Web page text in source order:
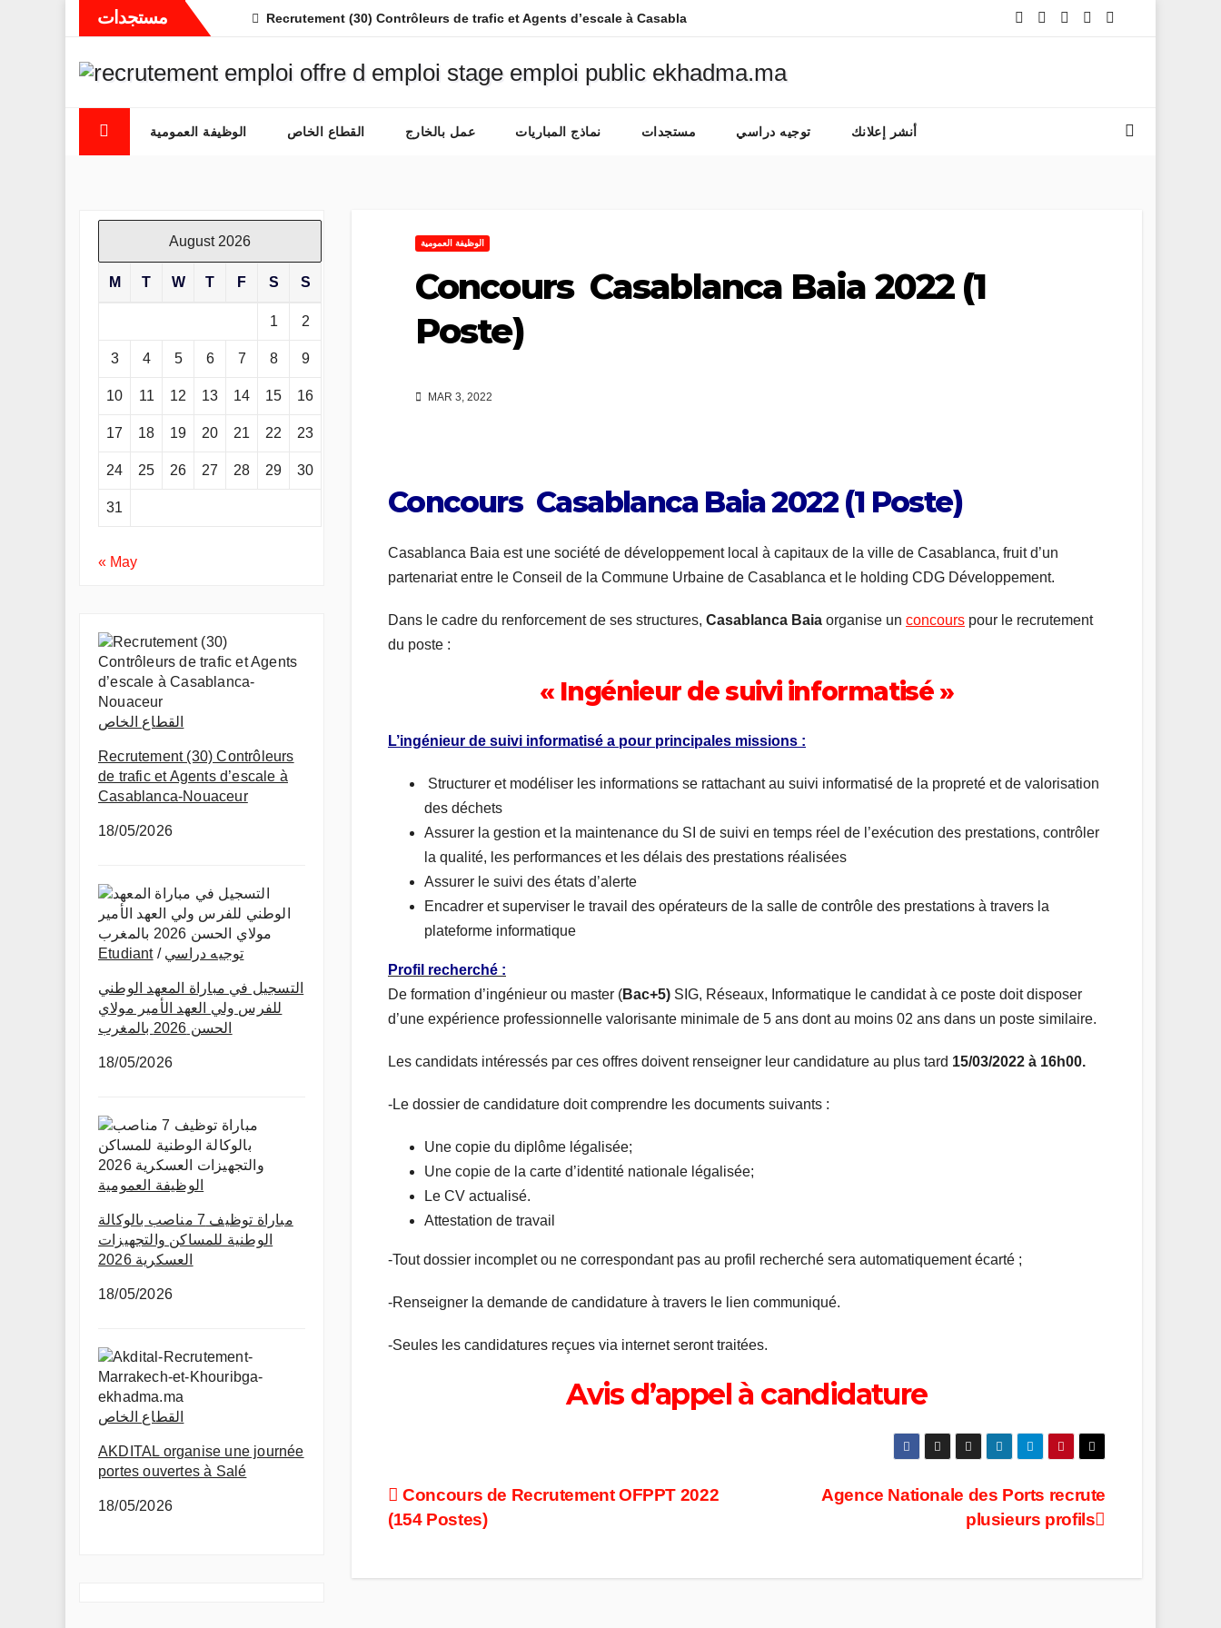
مستجدات Recrutement (30) Contrôleurs de trafic et Agents d’escale à Casablanca-Nouaceur
الوظيفة العمومية القطاع الخاص عمل بالخارج نماذج المباريات مستجدات توجيه دراسي أنشر إعلانك
August 2026
M T W T F S S
1 2
3 4 5 6 7 8 9
10 11 12 13 14 15 16
17 18 19 20 21 22 23
24 25 26 27 28 29 30
31
« May
القطاع الخاص
Recrutement (30) Contrôleurs
de trafic et Agents d’escale à
Casablanca-Nouaceur
18/05/2026
Etudiant/ توجيه دراسي
التسجيل في مباراة المعهد الوطني
للفرس ولي العهد الأمير مولاي
الحسن 2026 بالمغرب
18/05/2026
الوظيفة العمومية
مباراة توظيف 7 مناصب بالوكالة
الوطنية للمساكن والتجهيزات
العسكرية 2026
18/05/2026
القطاع الخاص
AKDITAL organise une journée
portes ouvertes à Salé
18/05/2026
الوظيفة العمومية
Concours Casablanca Baia 2022 (1
Poste)
MAR 3, 2022
Concours Casablanca Baia 2022 (1 Poste)
Casablanca Baia est une société de développement local à capitaux de la ville de Casablanca, fruit d’un
partenariat entre le Conseil de la Commune Urbaine de Casablanca et le holding CDG Développement.
Dans le cadre du renforcement de ses structures, Casablanca Baia organise un concours pour le recrutement
du poste :
« Ingénieur de suivi informatisé »
L’ingénieur de suivi informatisé a pour principales missions :
Structurer et modéliser les informations se rattachant au suivi informatisé de la propreté et de valorisation
des déchets
Assurer la gestion et la maintenance du SI de suivi en temps réel de l’exécution des prestations, contrôler
la qualité, les performances et les délais des prestations réalisées
Assurer le suivi des états d’alerte
Encadrer et superviser le travail des opérateurs de la salle de contrôle des prestations à travers la
plateforme informatique
Profil recherché :
De formation d’ingénieur ou master (Bac+5) SIG, Réseaux, Informatique le candidat à ce poste doit disposer
d’une expérience professionnelle valorisante minimale de 5 ans dont au moins 02 ans dans un poste similaire.
Les candidats intéressés par ces offres doivent renseigner leur candidature au plus tard 15/03/2022 à 16h00.
-Le dossier de candidature doit comprendre les documents suivants :
Une copie du diplôme légalisée;
Une copie de la carte d’identité nationale légalisée;
Le CV actualisé.
Attestation de travail
-Tout dossier incomplet ou ne correspondant pas au profil recherché sera automatiquement écarté ;
-Renseigner la demande de candidature à travers le lien communiqué.
-Seules les candidatures reçues via internet seront traitées.
Avis d’appel à candidature
Post
navigation
Agence Nationale des Ports recrute
plusieurs profils
Concours de Recrutement OFPPT 2022
(154 Postes)